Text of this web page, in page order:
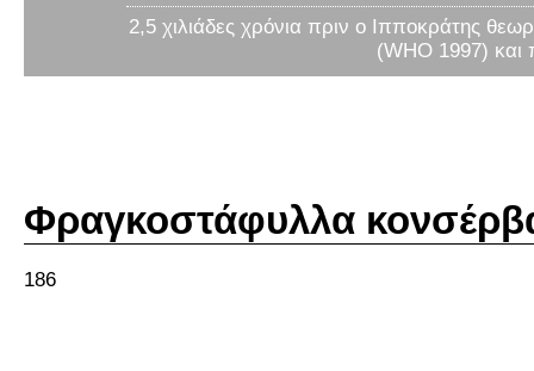
2,5 χιλιάδες χρόνια πριν ο Ιπποκράτης
(WHO 1997) και
Φραγκοστάφυλλα
186